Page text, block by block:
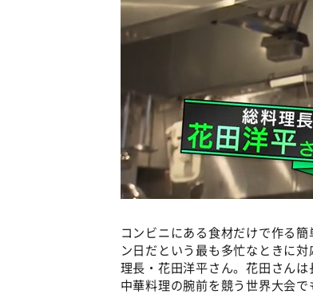
コンビニにある食材だけで作る
ン日だという最も多忙なときに
理長・花田洋平さん。花田さんは
中華料理の腕前を競う世界大会